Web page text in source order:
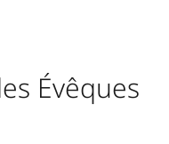
Évêques